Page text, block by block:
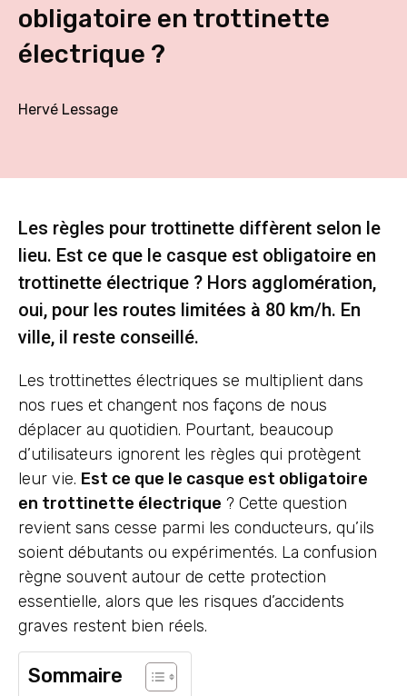
obligatoire en trottinette
électrique ?
Hervé Lessage
Les règles pour trottinette diffèrent selon le
lieu. Est ce que le casque est obligatoire en
trottinette électrique ? Hors agglomération,
oui, pour les routes limitées à 80 km/h. En
ville, il reste conseillé.
Les trottinettes électriques se multiplient dans
nos rues et changent nos façons de nous
déplacer au quotidien. Pourtant, beaucoup
d’utilisateurs ignorent les règles qui protègent
leur vie. Est ce que le casque est obligatoire
en trottinette électrique ? Cette question
revient sans cesse parmi les conducteurs, qu’ils
soient débutants ou expérimentés. La confusion
règne souvent autour de cette protection
essentielle, alors que les risques d’accidents
graves restent bien réels.
Sommaire